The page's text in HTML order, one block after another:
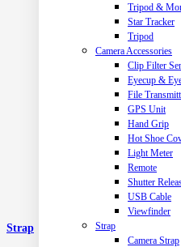
Tripod &
Star Tracker
Tripod
Camera Accessories
Clip Filter
Eyecup &
File
GPS Unit
Hand Grip
Hot Shoe
Light Meter
Remote
Shutter
USB Cable
Viewfinder
Strap
Camera Strap
Strap